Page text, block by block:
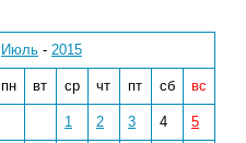
Июль - 2015
пн вт ср чт пт сб вс
1 2 3 4 5